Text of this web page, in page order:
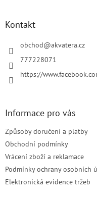
Kontakt
obchod@akvatera.cz
777228071
https://
Informace pro vás
Způsoby doručení a platby
Obchodní podmínky
Vrácení zboží a reklamace
Podmínky ochrany osobních
Elektronická evidence tržeb